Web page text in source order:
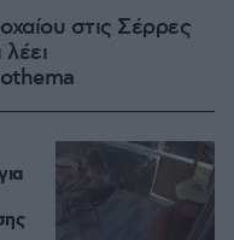
στις Σέρρες